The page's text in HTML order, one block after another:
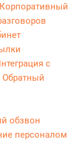
Корпоративный
с
Обратный
обзвон
персоналом